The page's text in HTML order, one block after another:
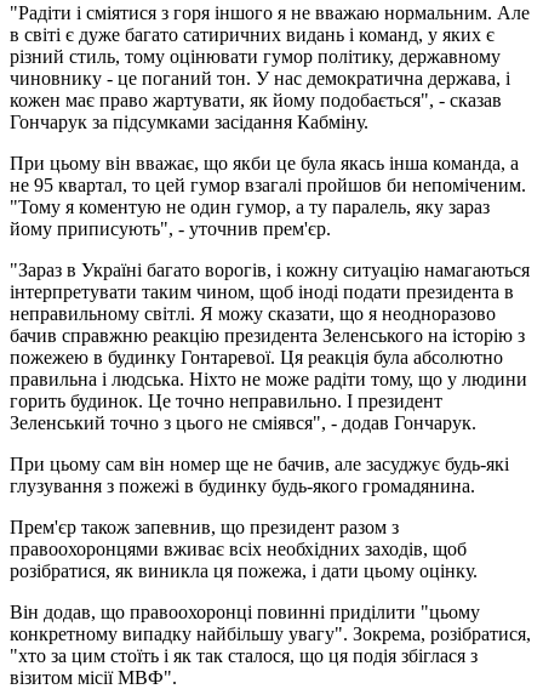
"Радіти і сміятися з горя іншого я не вважаю нормальним. Але
в світі є дуже багато сатиричних видань і команд, у яких є
різний стиль, тому оцінювати гумор політику, державному
чиновнику - це поганий тон. У нас демократична держава, і
кожен має право жартувати, як йому подобається", - сказав
Гончарук за підсумками засідання Кабміну.
При цьому він вважає, що якби це була якась інша команда, а
не 95 квартал, то цей гумор взагалі пройшов би непоміченим.
"Тому я коментую не один гумор, а ту паралель, яку зараз
йому приписують", - уточнив прем'єр.
"Зараз в Україні багато ворогів, і кожну ситуацію намагаються
інтерпретувати таким чином, щоб іноді подати президента в
неправильному світлі. Я можу сказати, що я неодноразово
бачив справжню реакцію президента Зеленського на історію з
пожежею в будинку Гонтаревої. Ця реакція була абсолютно
правильна і людська. Ніхто не може радіти тому, що у людини
горить будинок. Це точно неправильно. І президент
Зеленський точно з цього не сміявся", - додав Гончарук.
При цьому сам він номер ще не бачив, але засуджує будь-які
глузування з пожежі в будинку будь-якого громадянина.
Прем'єр також запевнив, що президент разом з
правоохоронцями вживає всіх необхідних заходів, щоб
розібратися, як виникла ця пожежа, і дати цьому оцінку.
Він додав, що правоохоронці повинні приділити "цьому
конкретному випадку найбільшу увагу". Зокрема, розібратися,
"хто за цим стоїть і як так сталося, що ця подія збіглася з
візитом місії МВФ".